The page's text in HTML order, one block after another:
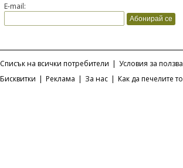
E-mail:
Списък на всички потребители | Условия за
Бисквитки | Реклама | За нас | Как да печелите